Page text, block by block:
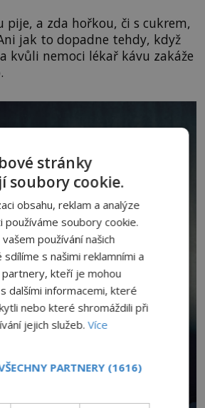
pije, a zda hořkou, či s cukrem,
jak to dopadne tehdy, když
kvůli nemoci lékař kávu zakáže
stránky
soubory cookie.
obsahu, reklam a analýze
používáme soubory cookie.
používání našich
s našimi reklamními a
partnery, kteří je mohou
dalšími informacemi, které
nebo které shromáždili při
jejich služeb.Více
PARTNERY (1616)